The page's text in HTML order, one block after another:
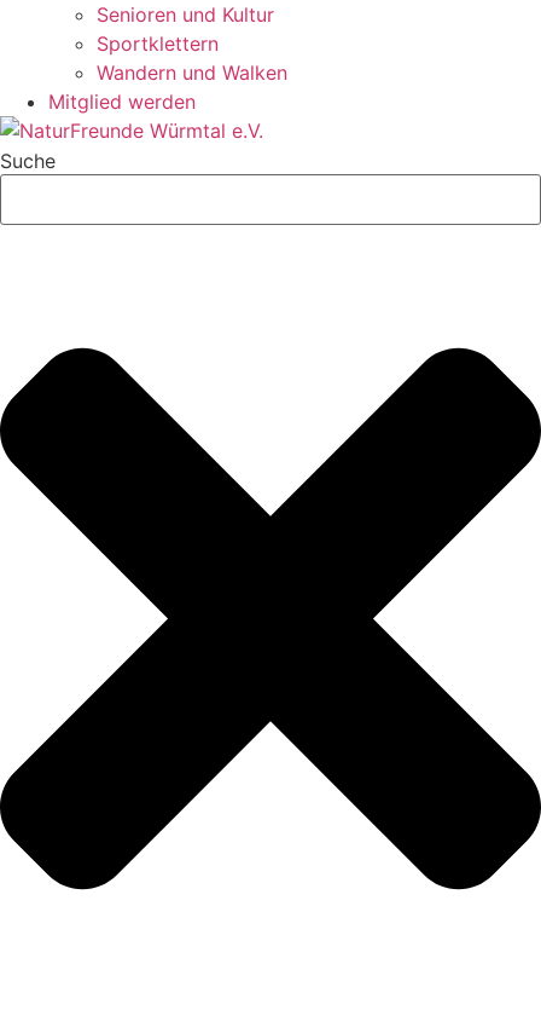
Senioren und Kultur
Sportklettern
Wandern und Walken
Mitglied werden
Suche